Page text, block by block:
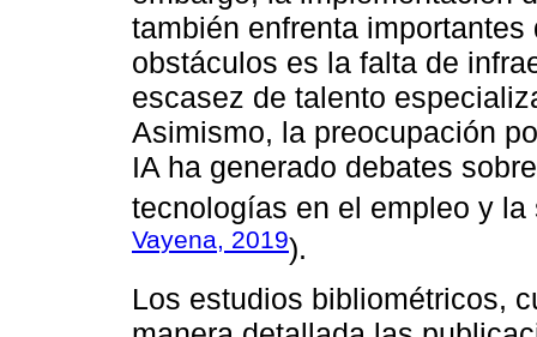
también enfrenta
obstáculos es la falta de
escasez de talento
Asimismo, la preocupación
IA ha generado debates
tecnologías en el empleo y
Vayena, 2019).
Los estudios bibliométricos,